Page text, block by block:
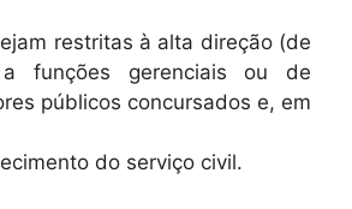
restritas à alta direção (de
funções gerenciais ou de
públicos concursados e, em
do serviço civil.